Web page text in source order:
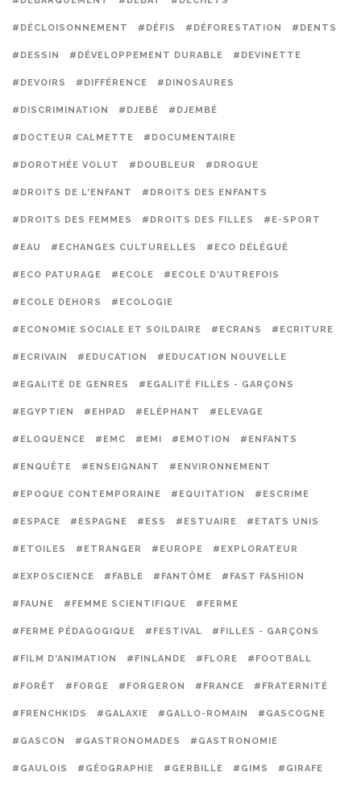
#DÉCLOISONNEMENT #DÉFIS #DÉFORESTATION #DENTS
#DESSIN #DÉVELOPPEMENT DURABLE #DEVINETTE
#DEVOIRS #DIFFÉRENCE #DINOSAURES
#DISCRIMINATION #DJEBÉ #DJEMBÉ
#DOCTEUR CALMETTE #DOCUMENTAIRE
#DOROTHÉE VOLUT #DOUBLEUR #DROGUE
#DROITS DE L'ENFANT #DROITS DES ENFANTS
#DROITS DES FEMMES #DROITS DES FILLES #E-SPORT
#EAU #ECHANGES CULTURELLES #ECO DÉLÉGUÉ
#ECO PATURAGE #ECOLE #ECOLE D'AUTREFOIS
#ECOLE DEHORS #ECOLOGIE
#ECONOMIE SOCIALE ET SOILDAIRE #ECRANS #ECRITURE
#ECRIVAIN #EDUCATION #EDUCATION NOUVELLE
#EGALITÉ DE GENRES #EGALITÉ FILLES - GARÇONS
#EGYPTIEN #EHPAD #ELÉPHANT #ELEVAGE
#ELOQUENCE #EMC #EMI #EMOTION #ENFANTS
#ENQUÊTE #ENSEIGNANT #ENVIRONNEMENT
#EPOQUE CONTEMPORAINE #EQUITATION #ESCRIME
#ESPACE #ESPAGNE #ESS #ESTUAIRE #ETATS UNIS
#ETOILES #ETRANGER #EUROPE #EXPLORATEUR
#EXPOSCIENCE #FABLE #FANTÔME #FAST FASHION
#FAUNE #FEMME SCIENTIFIQUE #FERME
#FERME PÉDAGOGIQUE #FESTIVAL #FILLES - GARÇONS
#FILM D'ANIMATION #FINLANDE #FLORE #FOOTBALL
#FORÊT #FORGE #FORGERON #FRANCE #FRATERNITÉ
#FRENCHKIDS #GALAXIE #GALLO-ROMAIN #GASCOGNE
#GASCON #GASTRONOMADES #GASTRONOMIE
#GAULOIS #GÉOGRAPHIE #GERBILLE #GIMS #GIRAFE